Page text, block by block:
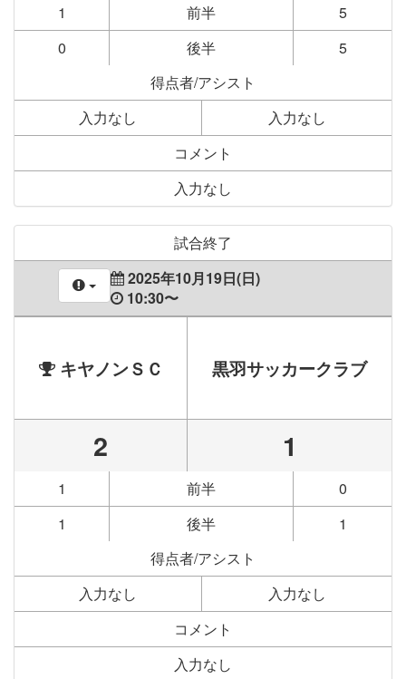
1 前半
5
0
後半
5
得点者/アシスト
入力なし
入力なし
コメント
入力なし
試合終了
2025年10月19日(日)
10:30〜
キヤノンＳＣ 黒羽サッカークラブ
2 1
1 前半
0
1
後半
1
得点者/アシスト
入力なし
入力なし
コメント
入力なし